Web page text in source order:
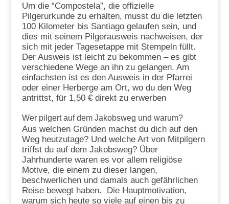
Um die “Compostela”, die offizielle
Pilgerurkunde zu erhalten, musst du die letzten
100 Kilometer bis Santiago gelaufen sein, und
dies mit seinem Pilgerausweis nachweisen, der
sich mit jeder Tagesetappe mit Stempeln füllt.
Der Ausweis ist leicht zu bekommen – es gibt
verschiedene Wege an ihn zu gelangen. Am
einfachsten ist es den Ausweis in der Pfarrei
oder einer Herberge am Ort, wo du den Weg
antrittst, für 1,50 € direkt zu erwerben
Wer pilgert auf dem Jakobsweg und warum?
Aus welchen Gründen machst du dich auf den
Weg heutzutage? Und welche Art von Mitpilgern
triffst du auf dem Jakobsweg? Über
Jahrhunderte waren es vor allem religiöse
Motive, die einem zu dieser langen,
beschwerlichen und damals auch gefährlichen
Reise bewegt haben. Die Hauptmotivation,
warum sich heute so viele auf einen bis zu